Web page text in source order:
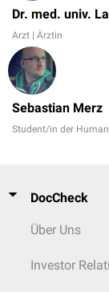
Dr. med. univ.
Arzt | Ärztin
Sebastian Merz
Student/in der
DocCheck
Über Uns
Investor